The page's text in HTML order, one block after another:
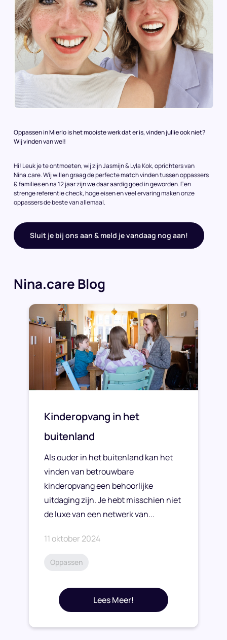
Oppassen in Mierlo is het mooiste werk dat er is, vinden jullie ook niet?
Wij vinden van wel!
Hi! Leuk je te ontmoeten, wij zijn Jasmijn & Lyla Kok, oprichters van
Nina.care. Wij willen graag de perfecte match vinden tussen oppassers
& families en na 12 jaar zijn we daar aardig goed in geworden. Een
strenge referentie check, hoge eisen en veel ervaring maken onze
oppassers de beste van allemaal.
Sluit je bij ons aan & meld je vandaag nog aan!
Nina.care Blog
Kinderopvang in het
buitenland
Als ouder in het buitenland kan het
vinden van betrouwbare
kinderopvang een behoorlijke
uitdaging zijn. Je hebt misschien niet
de luxe van een netwerk van...
11 oktober 2024
Oppassen
Lees Meer!